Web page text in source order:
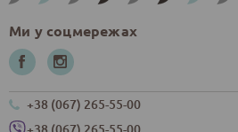
Ми у соцмережах
+38 (067) 265-55-00